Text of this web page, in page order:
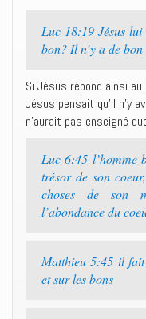
Luc 18:19 Jésus
bon? Il n’y a de
Si Jésus répond ainsi
Jésus pensait qu’il n’y
n’aurait pas enseigné
Luc 6:45 l’homme
trésor de son
choses de son
l’abondance du
Matthieu 5:45 il
et sur les bons